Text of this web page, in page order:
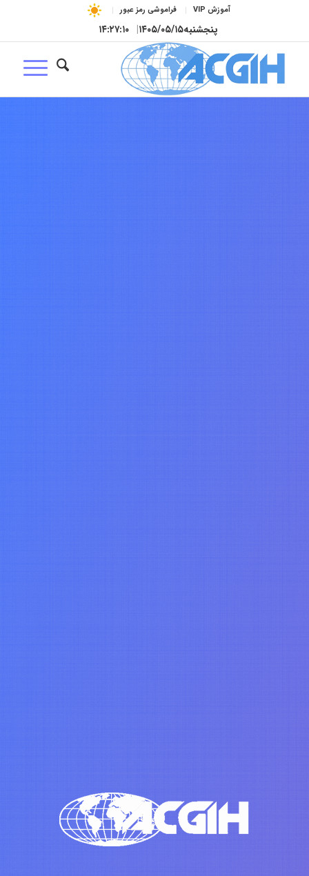
آموزش VIP فراموشی رمز عبور
پنجشنبه۱۴۰۵/۰۵/۱۵| ۱۴:۲۷:۱۱